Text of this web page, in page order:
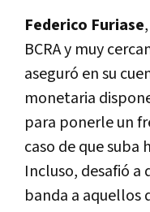
Federico Furiase
BCRA y muy
aseguró en su
monetaria
para ponerle un
caso de que
Incluso, desafió
banda a aquellos